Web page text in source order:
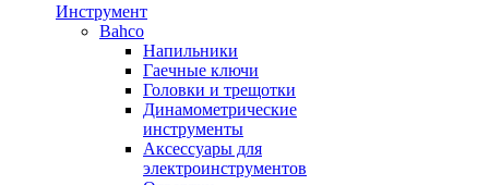
Инструмент
Bahco
Напильники
Гаечные ключи
Головки и трещотки
Динамометрические
инструменты
Аксессуары для
электроинструментов